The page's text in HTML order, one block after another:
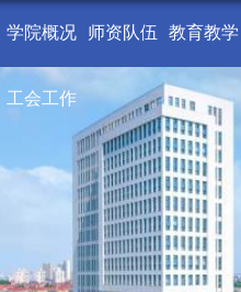
学院概况 师资队伍 教育教学
工会工作